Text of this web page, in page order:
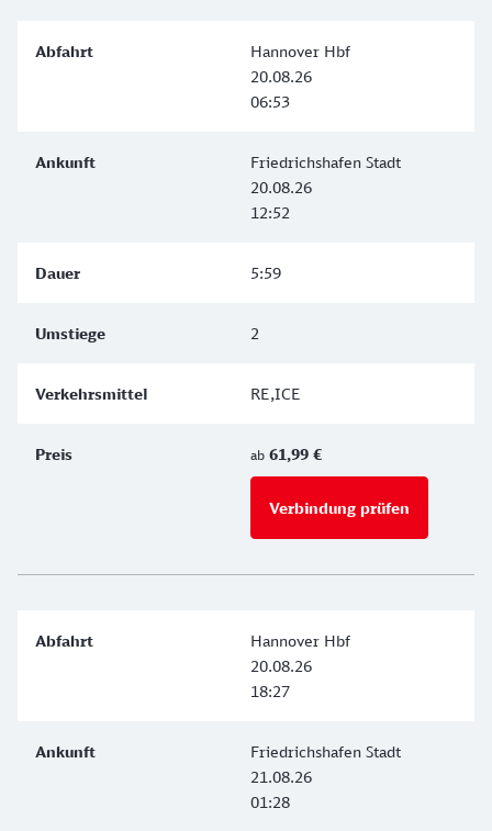
Hannover Hbf
20.08.26
06:53
Friedrichshafen Stadt
20.08.26
12:52
5:59
2
RE,ICE
ab 61,99 €
Verbindung prüfen
Hannover Hbf
20.08.26
18:27
Friedrichshafen Stadt
21.08.26
01:28